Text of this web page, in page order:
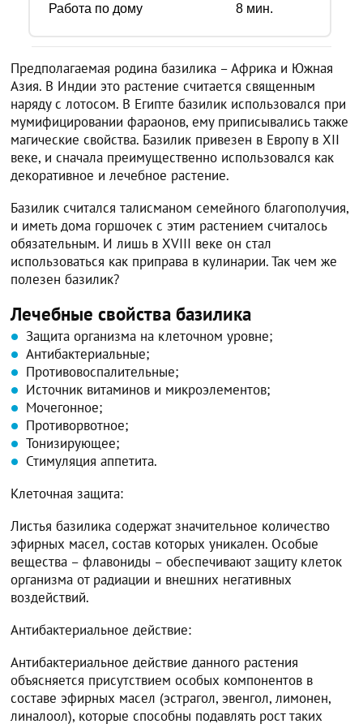
Работа по дому 8мин.
Предполагаемая родина базилика – Африка и Южная
Азия. В Индии это растение считается священным
наряду с лотосом. В Египте базилик использовался при
мумифицировании фараонов, ему приписывались также
магические свойства. Базилик привезен в Европу в XII
веке, и сначала преимущественно использовался как
декоративное и лечебное растение.
Базилик считался талисманом семейного благополучия,
и иметь дома горшочек с этим растением считалось
обязательным. И лишь в XVIII веке он стал
использоваться как приправа в кулинарии. Так чем же
полезен базилик?
Лечебные свойства базилика
Защита организма на клеточном уровне;
Антибактериальные;
Противовоспалительные;
Источник витаминов и микроэлементов;
Мочегонное;
Противорвотное;
Тонизирующее;
Стимуляция аппетита.
Клеточная защита:
Листья базилика содержат значительное количество
эфирных масел, состав которых уникален. Особые
вещества – флавониды – обеспечивают защиту клеток
организма от радиации и внешних негативных
воздействий.
Антибактериальное действие:
Антибактериальное действие данного растения
объясняется присутствием особых компонентов в
составе эфирных масел (эстрагол, эвенгол, лимонен,
линалоол), которые способны подавлять рост таких